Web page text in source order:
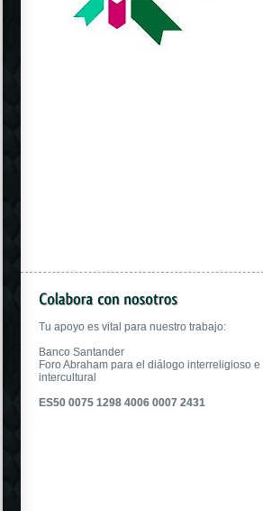
Tu apoyo es vital para nuestro trabajo:
Banco Santander
Foro Abraham para el diálogo interreligioso e
intercultural
ES50 0075 1298 4006 0007 2431